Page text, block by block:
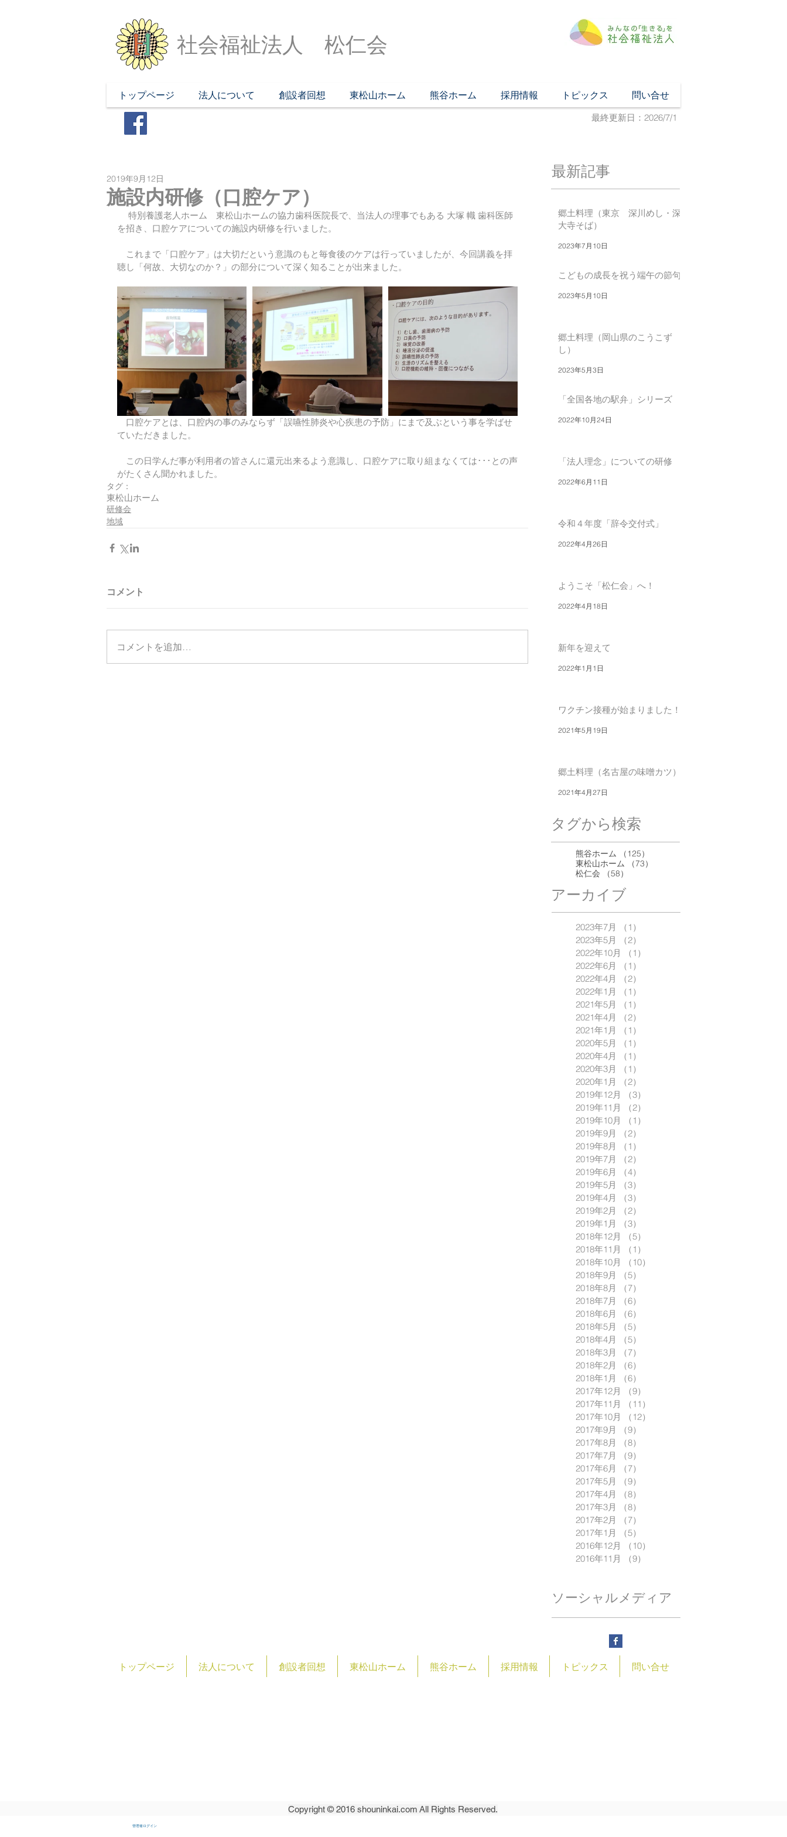
社会福祉法人 松仁会
トップページ 法人について 創設者回想 東松山ホーム 熊谷ホーム 採用情報 トピックス 問い合せ
最終更新日：2026/7/1
施設内研修（口腔ケア）
2019年9月12日
を招き、口腔ケアについての施設内研修を行いました。
これまで「口腔ケア」は大切だという意識のもと毎食後のケアは行っていましたが、今回講義を拝
聴し「何故、大切なのか？」の部分について深く知ることが出来ました。
口腔ケアとは、口腔内の事のみならず「誤嚥性肺炎や心疾患の予防」にまで及ぶという事を学ばせ
ていただきました。
この日学んだ事が利用者の皆さんに還元出来るよう意識し、口腔ケアに取り組まなくては･･･との声
がたくさん聞かれました。
タグ：
東松山ホーム
研修会
地域
コメント
コメントを追加…
最新記事
郷土料理（東京 深川めし・深
大寺そば）
2023年7月10日
こどもの成長を祝う端午の節句
2023年5月10日
郷土料理（岡山県のこうこず
し）
2023年5月3日
「全国各地の駅弁」シリーズ
2022年10月24日
「法人理念」についての研修
2022年6月11日
令和４年度「辞令交付式」
2022年4月26日
ようこそ「松仁会」へ！
2022年4月18日
新年を迎えて
2022年1月1日
ワクチン接種が始まりました！
2021年5月19日
郷土料理（名古屋の味噌カツ）
2021年4月27日
タグから検索
熊谷ホーム （125）
東松山ホーム
（73）
松仁会
（58）
アーカイブ
2023年7月 （1）
2023年5月
（2）
2022年10月
（1）
2022年6月
（1）
2022年4月
（2）
2022年1月
（1）
2021年5月
（1）
2021年4月
（2）
2021年1月
（1）
2020年5月
（1）
2020年4月
（1）
2020年3月
（1）
2020年1月
（2）
2019年12月
（3）
2019年11月
（2）
2019年10月
（1）
2019年9月
（2）
2019年8月
（1）
2019年7月
（2）
2019年6月
（4）
2019年5月
（3）
2019年4月
（3）
2019年2月
（2）
2019年1月
（3）
2018年12月
（5）
2018年11月
（1）
2018年10月
（10）
2018年9月
（5）
2018年8月
（7）
2018年7月
（6）
2018年6月
（6）
2018年5月
（5）
2018年4月
（5）
2018年3月
（7）
2018年2月
（6）
2018年1月
（6）
2017年12月
（9）
2017年11月
（11）
2017年10月
（12）
2017年9月
（9）
2017年8月
（8）
2017年7月
（9）
2017年6月
（7）
2017年5月
（9）
2017年4月
（8）
2017年3月
（8）
2017年2月
（7）
2017年1月
（5）
2016年12月
（10）
2016年11月
（9）
ソーシャルメディア
トップページ 法人について 創設者回想 東松山ホーム 熊谷ホーム 採用情報 トピックス 問い合せ
Copyright © 2016 shouninkai.com All Rights Reserved.
管理者ログイン